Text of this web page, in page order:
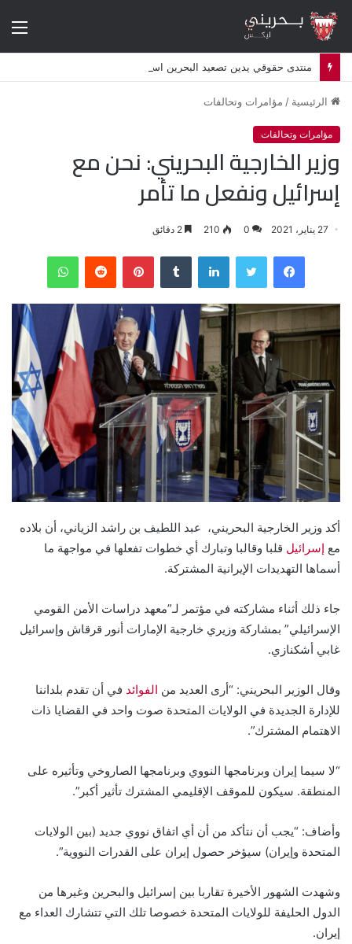
الرئيسية / مؤامرات وتحالفات
مؤامرات وتحالفات
وزير الخارجية البحريني: نحن مع
إسرائيل ونفعل ما تأمر
27 يناير، 2021 0
210
فيسبوك لينكدإن بينتيريست
أكد وزير الخارجية البحريني، عبد اللطيف بن راشد الزياني، أن بلاده
مع إسرائيل قلبا وقالبا وتبارك أي خطوات تفعلها في مواجهة ما
أسماها التهديدات الإيرانية المشتركة.
جاء ذلك أثناء مشاركته في مؤتمر لـ”معهد دراسات الأمن القومي
الإسرائيلي” بمشاركة وزيري خارجية الإمارات أنور قرقاش وإسرائيل
غابي أشكنازي.
وقال الوزير البحريني: “أرى العديد من الفوائد في أن تقدم بلداننا
للإدارة الجديدة في الولايات المتحدة صوت واحد في القضايا ذات
الاهتمام المشترك”.
“لا سيما إيران وبرنامجها النووي وبرنامجها الصاروخي وتأثيره على
المنطقة. سيكون للموقف الإقليمي المشترك تأثير أكبر”.
وأضاف: “يجب أن نتأكد من أن أي اتفاق نووي جديد (بين الولايات
المتحدة وإيران) سيؤخر حصول إيران على القدرات النووية”.
وشهدت الشهور الأخيرة تقاربا بين إسرائيل والبحرين وغيرها من
الدول الحليفة للولايات المتحدة خصوصا تلك التي تتشارك العداء مع
إيران.